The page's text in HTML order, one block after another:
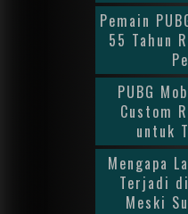
Pemain
55 Tahun
PUBG
Custom
untuk
Mengapa
Terjadi
Meski